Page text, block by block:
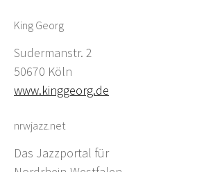
King Georg
Sudermanstr. 2
50670 Köln
www.kinggeorg.de
nrwjazz.net
Das Jazzportal für